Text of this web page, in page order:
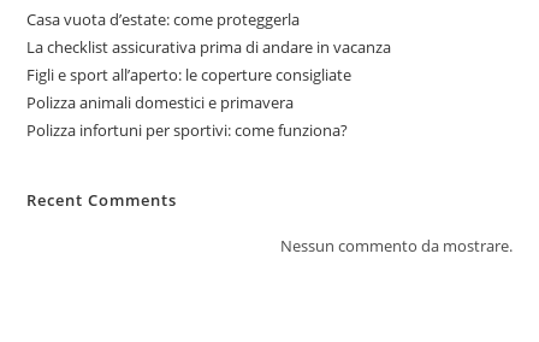
Casa vuota d’estate: come proteggerla
La checklist assicurativa prima di andare in vacanza
Figli e sport all’aperto: le coperture consigliate
Polizza animali domestici e primavera
Polizza infortuni per sportivi: come funziona?
Recent Comments
Nessun commento da mostrare.